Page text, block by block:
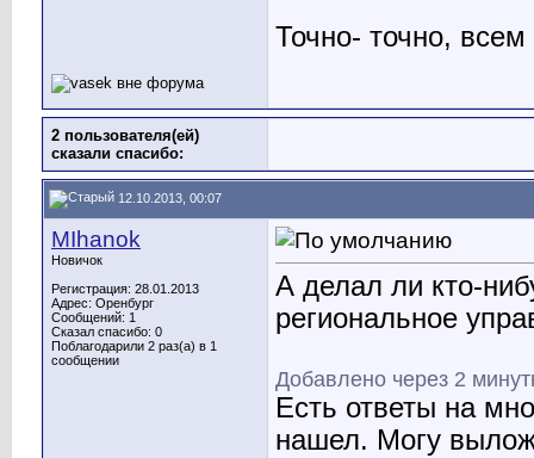
Точно- точно, всем
2 пользователя(ей)
сказали cпасибо:
12.10.2013, 00:07
MIhanok
Новичок
Регистрация: 28.01.2013
Адрес: Оренбург
Сообщений: 1
Сказал спасибо: 0
Поблагодарили 2 раз(а) в 1
сообщении
А делал ли кто-
региональное
Добавлено через 2
Есть ответы на
нашел. Могу